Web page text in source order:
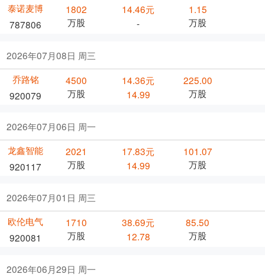
泰诺麦博
787806
1802
万股
14.46元
-
1.15
万股
2026年07月08日 周三
乔路铭
920079
4500
万股
14.36元
14.99
225.00
万股
2026年07月06日 周一
龙鑫智能
920117
2021
万股
17.83元
14.99
101.07
万股
2026年07月01日 周三
欧伦电气
920081
1710
万股
38.69元
12.78
85.50
万股
2026年06月29日 周一